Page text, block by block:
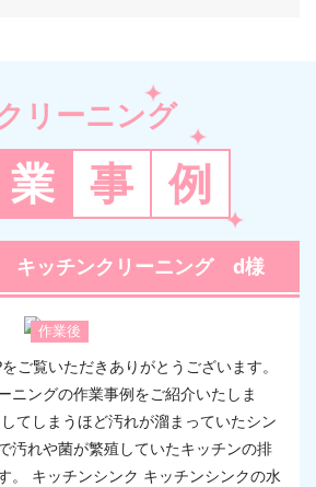
リーニング
業 事 例
キッチンクリーニング d様
作業後
ご覧いただきありがとうございます。
ニングの作業事例をご紹介いたしま
てしまうほど汚れが溜まっていたシン
汚れや菌が繁殖していたキッチンの排
。 キッチンシンク キッチンシンクの水